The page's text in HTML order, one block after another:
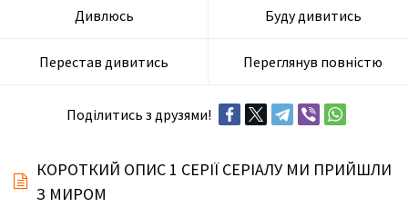
Дивлюсь Буду дивитись
Перестав дивитись Переглянув повністю
Поділитись з друзями!
КОРОТКИЙ ОПИС 1 СЕРІЇ СЕРІАЛУ МИ ПРИЙШЛИ
З МИРОМ